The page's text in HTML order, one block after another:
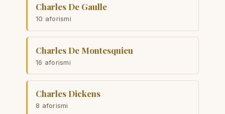
Charles De Gaulle
10 aforismi
Charles De Montesquieu
16 aforismi
Charles Dickens
8 aforismi